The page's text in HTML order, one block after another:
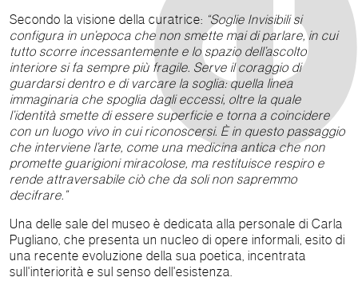
Secondo la visione della curatrice: “Soglie Invisibili si
configura in un’epoca che non smette mai di parlare, in cui
tutto scorre incessantemente e lo spazio dell’ascolto
interiore si fa sempre più fragile. Serve il coraggio di
guardarsi dentro e di varcare la soglia: quella linea
immaginaria che spoglia dagli eccessi, oltre la quale
l’identità smette di essere superficie e torna a coincidere
con un luogo vivo in cui riconoscersi. È in questo passaggio
che interviene l’arte, come una medicina antica che non
promette guarigioni miracolose, ma restituisce respiro e
rende attraversabile ciò che da soli non sapremmo
decifrare.”
Una delle sale del museo è dedicata alla personale di Carla
Pugliano, che presenta un nucleo di opere informali, esito di
una recente evoluzione della sua poetica, incentrata
sull'interiorità e sul senso dell'esistenza.